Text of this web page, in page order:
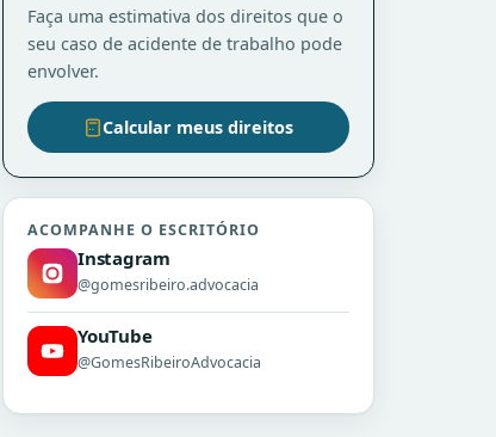
Faça uma estimativa dos direitos que o
seu caso de acidente de trabalho pode
envolver.
Calcular meus direitos
ACOMPANHE O ESCRITÓRIO
Instagram
@gomesribeiro.advocacia
YouTube
@GomesRibeiroAdvocacia